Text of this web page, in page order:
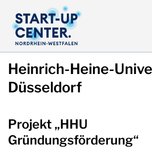
Heinrich-Heine-
Düsseldorf
Projekt „HHU
Gründungsförderung“